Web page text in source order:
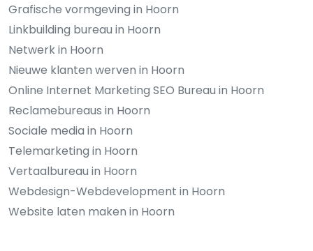
Grafische vormgeving in Hoorn
Linkbuilding bureau in Hoorn
Netwerk in Hoorn
Nieuwe klanten werven in Hoorn
Online Internet Marketing SEO Bureau in Hoorn
Reclamebureaus in Hoorn
Sociale media in Hoorn
Telemarketing in Hoorn
Vertaalbureau in Hoorn
Webdesign-Webdevelopment in Hoorn
Website laten maken in Hoorn